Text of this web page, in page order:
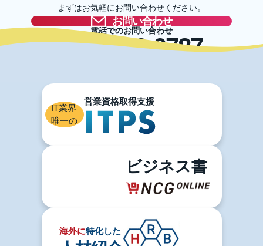
まずはお気軽にお問い合わせください。
お問い合わせ
電話でのお問い合わせ
03-5996-0787
IT業界
唯一の
ビジネス書
海外に特化した